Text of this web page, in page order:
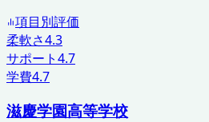
項目別評価
柔軟さ4.3
サポート4.7
学費4.7
滋慶学園高等学校